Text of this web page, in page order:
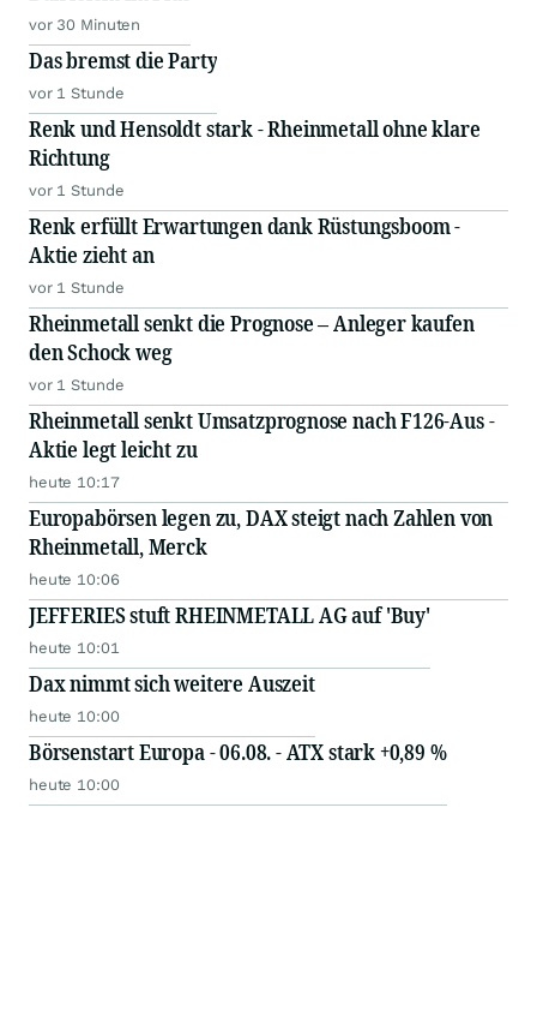
vor 30 Minuten
Das bremst die Party
vor 1 Stunde
Renk und Hensoldt stark - Rheinmetall ohne klare
Richtung
vor 1 Stunde
Renk erfüllt Erwartungen dank Rüstungsboom -
Aktie zieht an
vor 1 Stunde
Rheinmetall senkt die Prognose – Anleger kaufen
den Schock weg
vor 1 Stunde
Rheinmetall senkt Umsatzprognose nach F126-Aus -
Aktie legt leicht zu
heute 10:17
Europabörsen legen zu, DAX steigt nach Zahlen von
Rheinmetall, Merck
heute 10:06
JEFFERIES stuft RHEINMETALL AG auf 'Buy'
heute 10:01
Dax nimmt sich weitere Auszeit
heute 10:00
Börsenstart Europa - 06.08. - ATX stark +0,89 %
heute 10:00